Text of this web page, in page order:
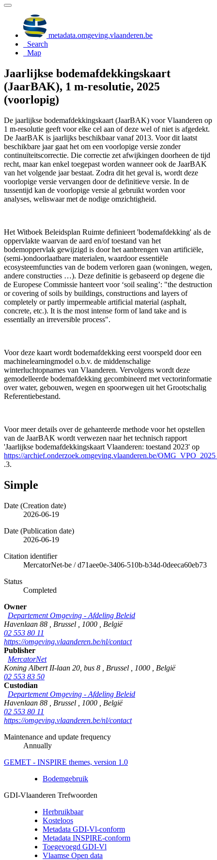
metadata.omgeving.vlaanderen.be
Search
Map
Jaarlijkse bodemafdekkingskaart
(JaarBAK), 1 m-resolutie, 2025
(voorlopig)
De jaarlijkse bodemafdekkingskaart (JaarBAK) voor Vlaanderen op
1 m-resolutie geeft voor elke cel aan of deze wel of niet is afgedekt.
De JaarBAK is jaarlijks beschikbaar vanaf 2013. Voor dit laatst
beschikbare jaar gaat het om een voorlopige versie zonder
continuïteitscorrectie. Die correctie zet afwijkingen doorheen de tijd
recht, maar kan enkel toegepast worden wanneer ook de JaarBAK
van het volgende jaar bestaat. Zodra dit het geval is, wordt deze
voorlopige versie vervangen door de definitieve versie. In de
tussentijd kan de voorlopige versie al gebruikt worden voor
analyses, weliswaar met de nodige omzichtigheid.
Het Witboek Beleidsplan Ruimte definieert 'bodemafdekking' als de
oppervlakte waarvan de aard en/of toestand van het
bodemoppervlak gewijzigd is door het aanbrengen van artificiële,
(semi-)ondoorlaatbare materialen, waardoor essentiële
ecosysteemfuncties van de bodem verloren gaan (woningen, wegen,
andere constructies …). Deze definitie is gebaseerd op degene die
de Europese Commissie hanteert voor ‘soil sealing’: "the destruction
or covering of soils by buildings, constructions and layers of
completely or partly impermeable artificial material (asphalt,
concrete, etc.). It is the most intense form of land take and is
essentially an irreversible process".
Voor deze kaart wordt bodemafdekking eerst voorspeld door een
machinelearningmodel o.b.v. de middenschalige
winterluchtopnames van Vlaanderen. Vervolgens wordt deze
gemodelleerde bodemafdekking gecombineerd met vectorinformatie
over water, gebouwen, wegen en spoorwegen uit het Grootschalig
Referentiebestand.
Voor meer details over de gehanteerde methode voor het opstellen
van de JaarBAK wordt verwezen naar het technisch rapport
'Jaarlijkse bodemafdekkingskaart Vlaanderen: toestand 2023' op
https://archief.onderzoek.omgeving.vlaanderen.be/
.3.
Simple
Date (Creation date)
2026-06-19
Date (Publication date)
2026-06-19
Citation identifier
MercatorNet-be /d71aee0e-3406-510b-b34d-0deeca60eb73
Status
Completed
Owner
Departement Omgeving - Afdeling Beleid
Havenlaan 88
Brussel 1000
België
02 553 80 11
https://omgeving.vlaanderen.be/nl/contact
Publisher
MercatorNet
Koning Albert II-laan 20, bus 8
Brussel 1000
België
02 553 83 50
Custodian
Departement Omgeving - Afdeling Beleid
Havenlaan 88
Brussel 1000
België
02 553 80 11
https://omgeving.vlaanderen.be/nl/contact
Maintenance and update frequency
Annually
GEMET - INSPIRE themes, version 1.0
Bodemgebruik
GDI-Vlaanderen Trefwoorden
Herbruikbaar
Kosteloos
Metadata GDI-Vl-conform
Metadata INSPIRE-conform
Toegevoegd GDI-Vl
Vlaamse Open data